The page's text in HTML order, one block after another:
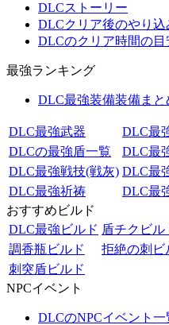
DLCストーリー
DLCクリア後のやり込
DLCのクリア時間の目
最強ランキング
DLC最強装備装備まと
DLC最強武器
DLC最
DLCの最強盾一覧
DLC最
DLC最強戦技(戦灰) DLC最
DLC最強祈祷
DLC最
おすすめビルド
DLC最強ビルド 盾チクビル
調香瓶ビルド
拒絶の刺ビ
刺突盾ビルド
NPCイベント
DLCのNPCイベント一